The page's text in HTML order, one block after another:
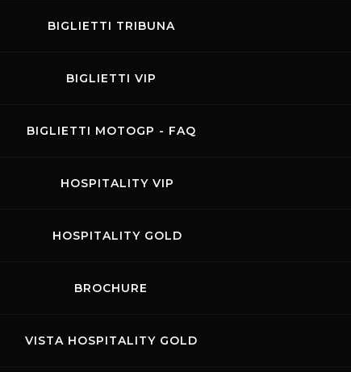
BIGLIETTI TRIBUNA
BIGLIETTI VIP
BIGLIETTI MOTOGP - FAQ
HOSPITALITY VIP
HOSPITALITY GOLD
BROCHURE
VISTA HOSPITALITY GOLD